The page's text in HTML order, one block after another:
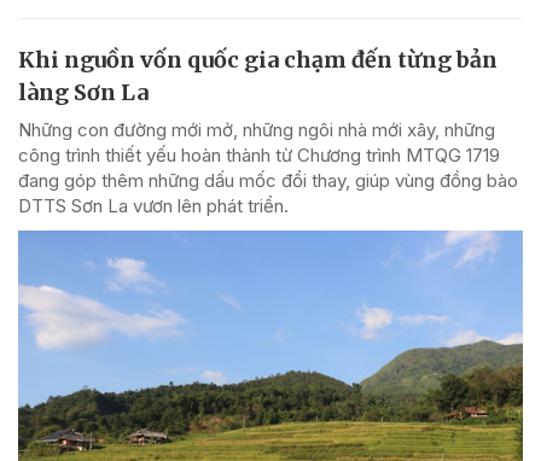
Khi nguồn vốn quốc gia chạm đến từng bản
làng Sơn La
Những con đường mới mở, những ngôi nhà mới xây, những
công trình thiết yếu hoàn thành từ Chương trình MTQG 1719
đang góp thêm những dấu mốc đổi thay, giúp vùng đồng bào
DTTS Sơn La vươn lên phát triển.